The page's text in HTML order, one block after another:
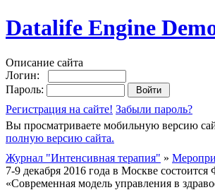
Datalife Engine
Описание сайта
Логин:
Пароль:
Регистрация на сайте! Забыли пароль?
Вы просматриваете мобильную версию
полную версию сайта.
Журнал "Интенсивная терапия" »
7-9 декабря 2016 года в Москве
«Современная модель управления в